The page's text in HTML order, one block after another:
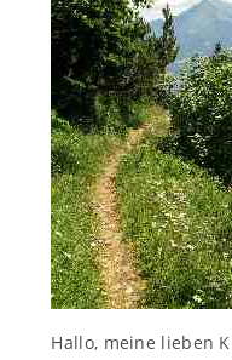
Hallo, meine lieben